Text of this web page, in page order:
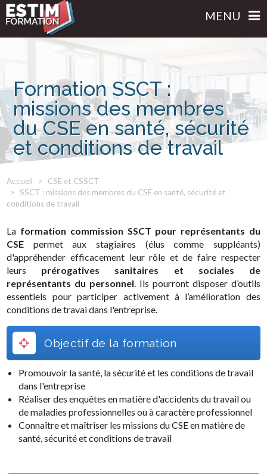
MENU
Formation SSCT :
missions des membres
du CSE en santé, sécurité
et conditions de travail
Accueil
CSE et CSSCT
SSCT : missions des membres du CSE en santé, sécurité et
conditions de travail
La formation commission SSCT pour représentants du
CSE
permet aux stagiaires (élus comme suppléants)
d'appréhender efficacement leur rôle et de faire respecter
leurs prérogatives sanitaires et sociales de
représentants du personnel. Ils pourront disposer d’outils
essentiels pour participer activement à l’amélioration des
conditions de travai dans l'entreprise.
Objectif de la formation
Promouvoir la santé, la sécurité et les conditions de travail
dans l'entreprise
Réaliser des enquêtes en matière d'accidents du travail ou
de maladies professionnelles ou à caractère professionnel
Connaître et maîtriser les missions du CSE en matière de
santé, sécurité et conditions de travail